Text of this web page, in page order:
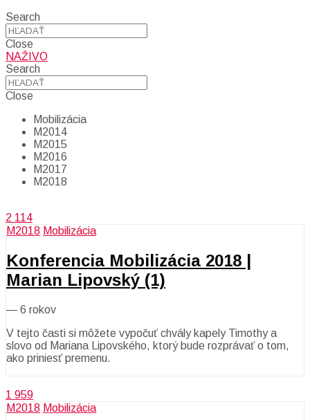
Search
Close
NAŽIVO
Search
Close
Mobilizácia
M2014
M2015
M2016
M2017
M2018
2 114
M2018 Mobilizácia
Konferencia Mobilizácia 2018 |
Marian Lipovský (1)
— 6 rokov
V tejto časti si môžete vypočuť chvály kapely Timothy a
slovo od Mariana Lipovského, ktorý bude rozprávať o tom,
ako priniesť premenu.
1 959
M2018 Mobilizácia